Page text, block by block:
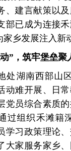
、建言献策以
部已成为连接
家乡发展注入新
”，筑牢堡垒聚
处湖南西部山
动难开展、日
党员综合素质
过组织禾滩籍
学习政策理论
大家服务家乡